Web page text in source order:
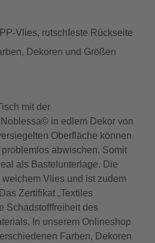
Vlies, rutschfeste Rückseite
Dekoren und Größen
mit der
in edlem Dekor von
Oberfläche können
abwischen. Somit
als Bastelunterlage. Die
Vlies und ist zudem
Zertifikat „Textiles
Schadstofffreiheit des
In unserem Onlineshop
Farben, Dekoren